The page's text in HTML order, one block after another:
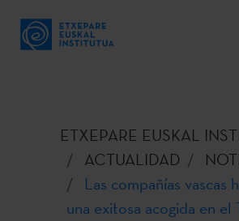
ETXEPARE EUSKAL
ACTUALIDAD
Las compañías vascas
una exitosa acogida en el